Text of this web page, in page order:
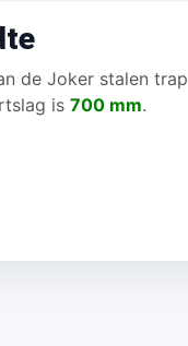
de Joker stalen trap
is 700 mm.